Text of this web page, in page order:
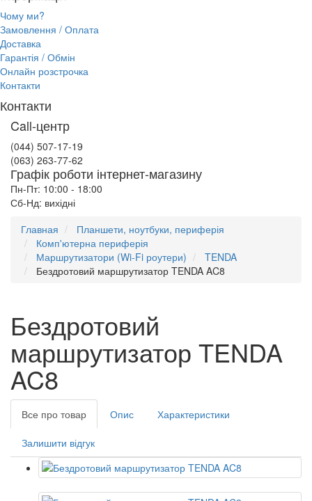
Чому ми?
Замовлення / Оплата
Доставка
Гарантія / Обмін
Онлайн розстрочка
Контакти
Контакти
Call-центр
(044) 507-17-19
(063) 263-77-62
Графік роботи інтернет-магазину
Пн-Пт: 10:00 - 18:00
Сб-Нд: вихідні
Главная
Планшети, ноутбуки, периферія
Комп'ютерна периферія
Маршрутизатори (Wi-Fi роутери)
TENDA
Бездротовий маршрутизатор TENDA AC8
Бездротовий
маршрутизатор TENDA
AC8
Все про товар Опис Характеристики
Залишити відгук